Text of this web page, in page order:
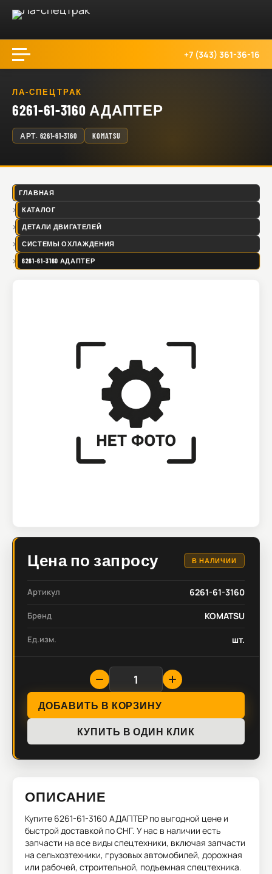
+7 (343) 361-36-16
ЛА-СПЕЦТРАК
6261-61-3160 АДАПТЕР
АРТ. 6261-61-3160 KOMATSU
ГЛАВНАЯ
КАТАЛОГ
ДЕТАЛИ ДВИГАТЕЛЕЙ
СИСТЕМЫ ОХЛАЖДЕНИЯ
6261-61-3160 АДАПТЕР
Цена по запросу В НАЛИЧИИ
Артикул 6261-61-3160
Бренд KOMATSU
Ед.изм. шт.
ДОБАВИТЬ В КОРЗИНУ
КУПИТЬ В ОДИН КЛИК
ОПИСАНИЕ
Купите 6261-61-3160 АДАПТЕР по выгодной цене и
быстрой доставкой по СНГ. У нас в наличии есть
запчасти на все виды спецтехники, включая запчасти
на сельхозтехники, грузовых автомобилей, дорожная
или рабочей, строительной, подъемная спецтехника.